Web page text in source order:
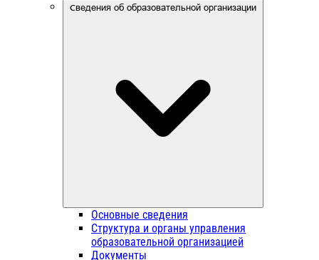
Сведения об образовательной организации
Основные сведения
Структура и органы управления
образовательной организацией
Документы